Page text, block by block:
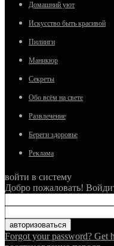
Домашний уют
Искусство быть красивой
Пилинги
Маникюр
Секреты
Обо всём на свете
Развлечение
Береги здоровье
Реклама
войти в систему
Добро пожаловать!
Forgot your password? Get